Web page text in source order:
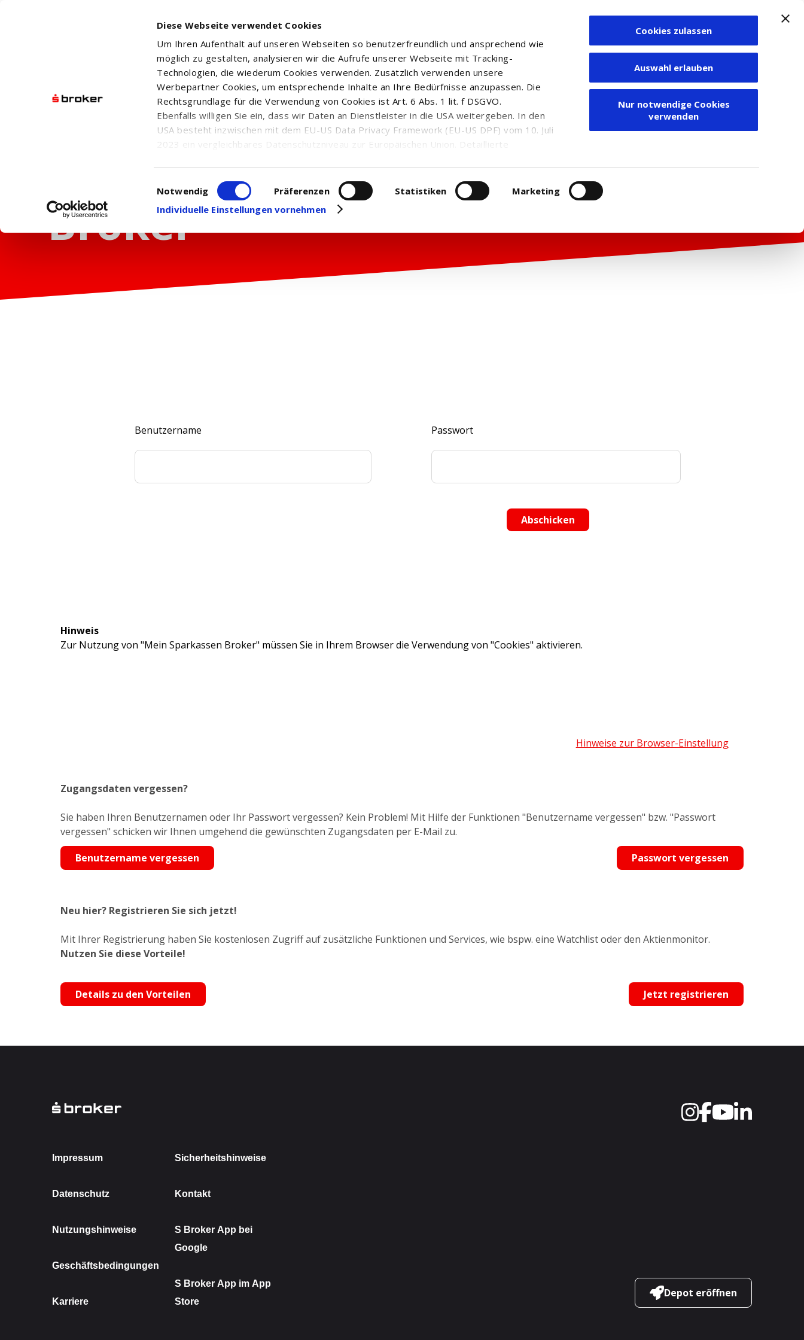
Diese Webseite verwendet Cookies
Um Ihren Aufenthalt auf unseren Webseiten so benutzerfreundlich und ansprechend wie
möglich zu gestalten, analysieren wir die Aufrufe unserer Webseite mit Tracking-
Technologien, die wiederum Cookies verwenden. Zusätzlich verwenden unsere
Werbepartner Cookies, um entsprechende Inhalte an Ihre Bedürfnisse anzupassen. Die
Rechtsgrundlage für die Verwendung von Cookies ist Art. 6 Abs. 1 lit. f DSGVO.
Ebenfalls willigen Sie ein, dass wir Daten an Dienstleister in die USA weitergeben. In den
USA besteht inzwischen mit dem EU-US Data Privacy Framework (EU-US DPF) vom 10. Juli
2023 ein vergleichbares Datenschutzniveau zur Europäischen Union. Detaillierte
in den USA, finden Sie auf unserer Seite zumDatenschutz. Dort können Sie Ihre
Einwilligung auch jederzeit widerrufen oder anpassen.
Einwilligungsauswahl
Notwendig Präferenzen Statistiken
Marketing
Individuelle Einstellungen vornehmen
Cookies zulassen
Auswahl erlauben
Nur notwendige Cookies
verwenden
Zum Depot
Benutzername Passwort
Hinweis
Zur Nutzung von "Mein Sparkassen Broker" müssen Sie in Ihrem Browser die Verwendung von "Cookies" aktivieren.
Hinweise zur Browser-Einstellung
Zugangsdaten vergessen?
Sie haben Ihren Benutzernamen oder Ihr Passwort vergessen? Kein Problem! Mit Hilfe der Funktionen "Benutzername vergessen" bzw. "Passwort
vergessen" schicken wir Ihnen umgehend die gewünschten Zugangsdaten per E-Mail zu.
Benutzername vergessen
Passwort vergessen
Neu hier? Registrieren Sie sich jetzt!
Mit Ihrer Registrierung haben Sie kostenlosen Zugriff auf zusätzliche Funktionen und Services, wie bspw. eine Watchlist oder den Aktienmonitor.
Nutzen Sie diese Vorteile!
Details zu den Vorteilen Jetzt registrieren